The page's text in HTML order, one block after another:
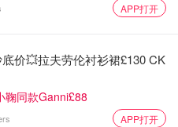
APP打开
价💥拉夫劳伦衬衫裙£130 CK
鞠同款Ganni£88
APP打开